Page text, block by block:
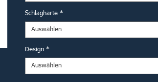
Schlaghärte *
Auswählen
Design *
Auswählen